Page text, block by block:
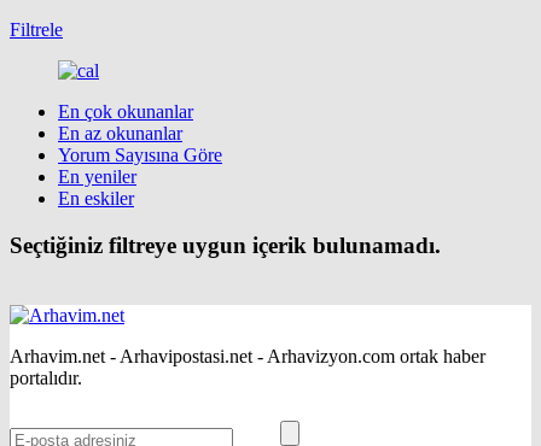
Filtrele
En çok okunanlar
En az okunanlar
Yorum Sayısına Göre
En yeniler
En eskiler
Seçtiğiniz filtreye uygun içerik bulunamadı.
Arhavim.net - Arhavipostasi.net - Arhavizyon.com ortak haber
portalıdır.